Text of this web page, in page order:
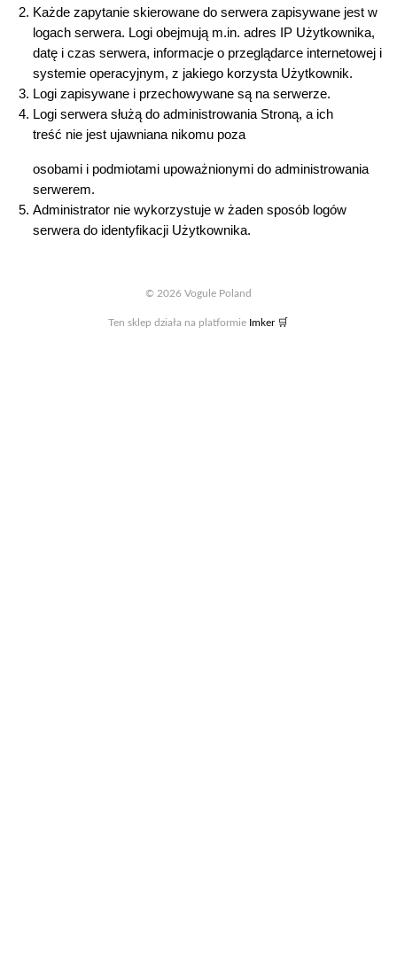
Każde zapytanie skierowane do serwera zapisywane jest w
logach serwera. Logi obejmują m.in. adres IP Użytkownika,
datę i czas serwera, informacje o przeglądarce internetowej i
systemie operacyjnym, z jakiego korzysta Użytkownik.
Logi zapisywane i przechowywane są na serwerze.
Logi serwera służądo administrowania Stroną, a ich
treść nie jest ujawniana nikomu poza
osobami i podmiotami upoważnionymi do administrowania
serwerem.
Administrator nie wykorzystuje wżaden sposób logów
serwera do identyfikacji Użytkownika.
© 2026 Vogule Poland
Ten sklep działa na platformie Imker 🛒